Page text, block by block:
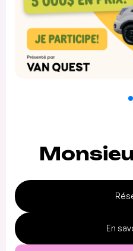
En